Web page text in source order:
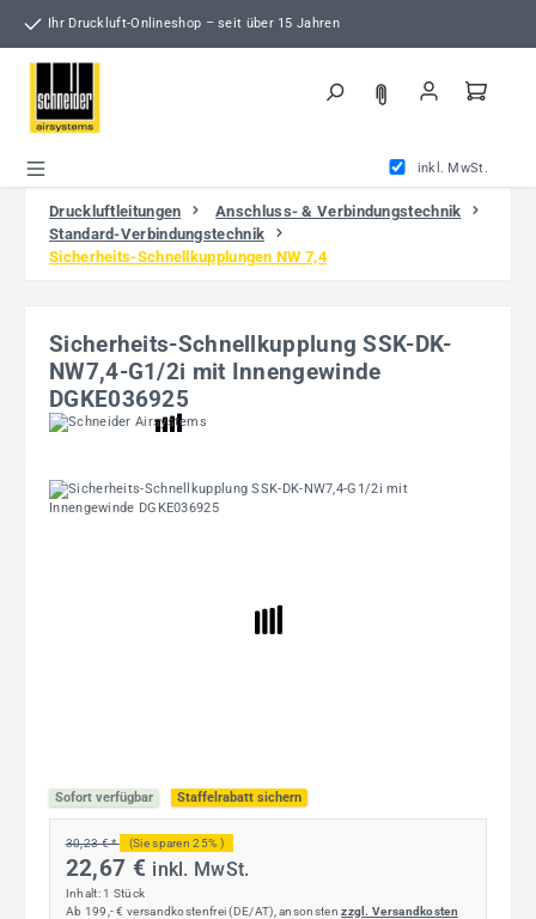
Zum Hauptinhalt springen
Ihr Druckluft-Onlineshop – seit über 15 Jahren
inkl. MwSt.
Druckluftleitungen
Anschluss- & Verbindungstechnik
Standard-Verbindungstechnik
Sicherheits-Schnellkupplungen NW 7,4
Sicherheits-Schnellkupplung SSK-DK-
NW7,4-G1/2i mit Innengewinde
DGKE036925
Bildergalerie überspringen
Sofort verfügbar Staffelrabatt sichern
30,23 € * (Sie sparen 25% )
22,67 € inkl. MwSt.
Inhalt: 1 Stück
Ab 199,- € versandkostenfrei (DE/AT), ansonstenzzgl. Versandkosten